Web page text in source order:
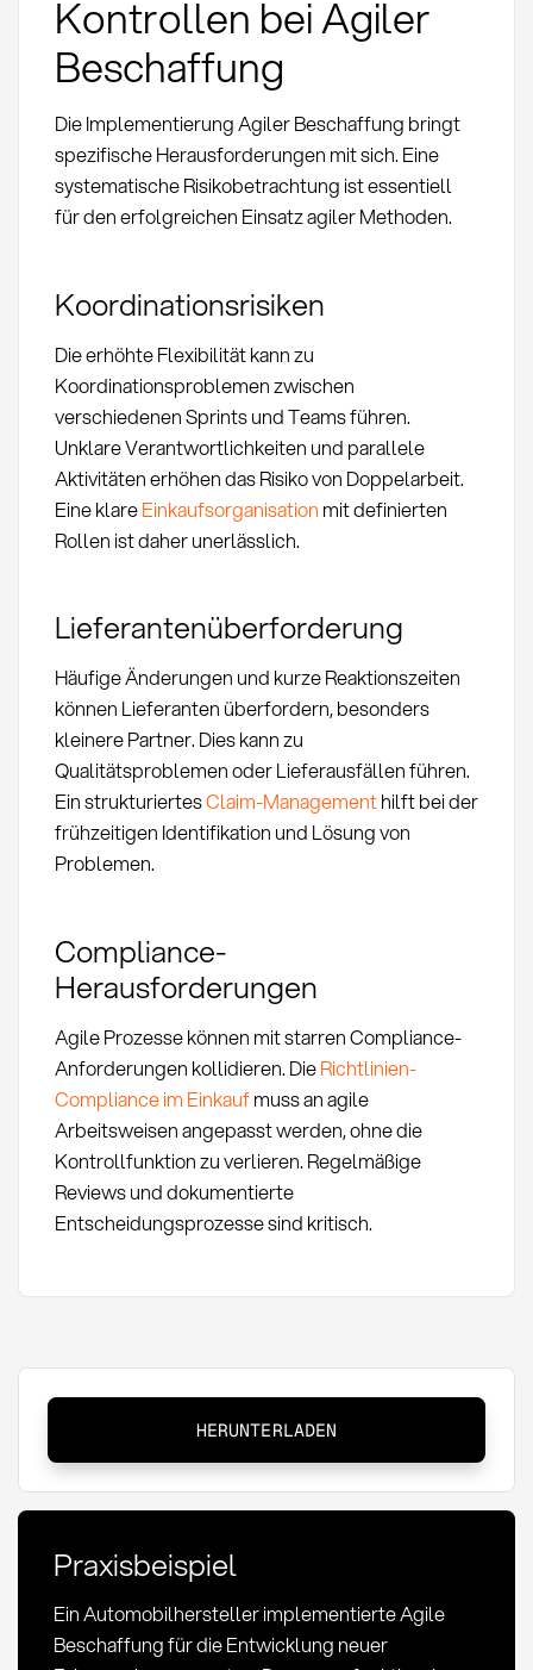
Kontrollen bei Agiler
Beschaffung
Die Implementierung Agiler Beschaffung bringt
spezifische Herausforderungen mit sich. Eine
systematische Risikobetrachtung ist essentiell
für den erfolgreichen Einsatz agiler Methoden.
Koordinationsrisiken
Die erhöhte Flexibilität kann zu
Koordinationsproblemen zwischen
verschiedenen Sprints und Teams führen.
Unklare Verantwortlichkeiten und parallele
Aktivitäten erhöhen das Risiko von Doppelarbeit.
Eine klareEinkaufsorganisation mit definierten
Rollen ist daher unerlässlich.
Lieferantenüberforderung
Häufige Änderungen und kurze Reaktionszeiten
können Lieferanten überfordern, besonders
kleinere Partner. Dies kann zu
Qualitätsproblemen oder Lieferausfällen führen.
Ein strukturiertesClaim-Managementhilft bei der
frühzeitigen Identifikation und Lösung von
Problemen.
Compliance-
Herausforderungen
Agile Prozesse können mit starren Compliance-
Anforderungen kollidieren. DieRichtlinien-
Compliance im Einkaufmuss an agile
Arbeitsweisen angepasst werden, ohne die
Kontrollfunktion zu verlieren. Regelmäßige
Reviews und dokumentierte
Entscheidungsprozesse sind kritisch.
Beschaffung:
Definition,
Methoden
Implementierung
HERUNTERLADEN
Praxisbeispiel
Ein Automobilhersteller implementierte Agile
Beschaffung für die Entwicklung neuer